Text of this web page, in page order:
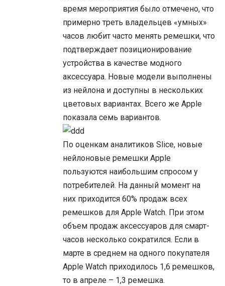
время мероприятия было отмечено, что
примерно треть владельцев «умных»
часов любит часто менять ремешки, что
подтверждает позиционирование
устройства в качестве модного
аксессуара. Новые модели выполнены
из нейлона и доступны в нескольких
цветовых вариантах. Всего же Apple
показала семь вариантов.
По оценкам аналитиков Slice, новые
нейлоновые ремешки Apple
пользуются наибольшим спросом у
потребителей. На данный момент на
них приходится 60% продаж всех
ремешков для Apple Watch. При этом
объем продаж аксессуаров для смарт-
часов несколько сократился. Если в
марте в среднем на одного покупателя
Apple Watch приходилось 1,6 ремешков,
то в апреле – 1,3 ремешка.